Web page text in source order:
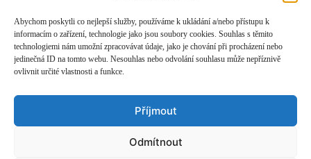
Abychom poskytli co nejlepší služby, používáme k ukládání a/nebo přístupu k
informacím o zařízení, technologie jako jsou soubory cookies. Souhlas s těmito
technologiemi nám umožní zpracovávat údaje, jako je chování při procházení nebo
jedinečná ID na tomto webu. Nesouhlas nebo odvolání souhlasu může nepříznivě
ovlivnit určité vlastnosti a funkce.
Příjmout
Odmítnout
ČASOPIS O JINÉ HUDBĚ | vydáváHudební informační středisko
založeno 2001 | Kontaktujte nás:info@hisvoice.cz
©2026 HISvoice – design a adminAtelier Dokument